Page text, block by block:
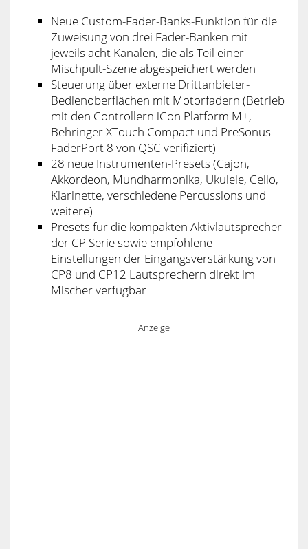
Neue Custom-Fader-Banks-Funktion für die
Zuweisung von drei Fader-Bänken mit
jeweils acht Kanälen, die als Teil einer
Mischpult-Szene abgespeichert werden
Steuerung über externe Drittanbieter-
Bedienoberflächen mit Motorfadern (Betrieb
mit den Controllern iCon Platform M+,
Behringer XTouch Compact und PreSonus
FaderPort 8 von QSC verifiziert)
28 neue Instrumenten-Presets (Cajon,
Akkordeon, Mundharmonika, Ukulele, Cello,
Klarinette, verschiedene Percussions und
weitere)
Presets für die kompakten Aktivlautsprecher
der CP Serie sowie empfohlene
Einstellungen der Eingangsverstärkung von
CP8 und CP12 Lautsprechern direkt im
Mischer verfügbar
Anzeige